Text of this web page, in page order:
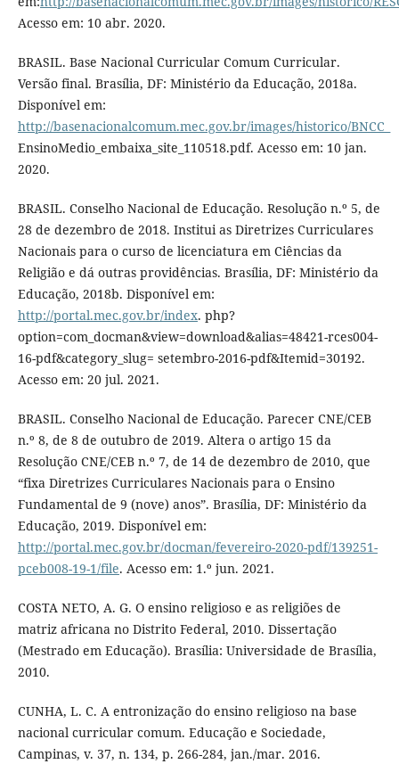
Acesso em: 10 abr. 2020.
BRASIL. Base Nacional Curricular Comum Curricular.
Versão final. Brasília, DF: Ministério da Educação, 2018a.
Disponível em:
http://basenacionalcomum.mec.gov.br/images/historico/BNCC_
EnsinoMedio_embaixa_site_110518.pdf. Acesso em: 10 jan.
2020.
BRASIL. Conselho Nacional de Educação. Resolução n.º 5, de
28 de dezembro de 2018. Institui as Diretrizes Curriculares
Nacionais para o curso de licenciatura em Ciências da
Religião e dá outras providências. Brasília, DF: Ministério da
Educação, 2018b. Disponível em:
http://portal.mec.gov.br/index. php?
option=com_docman&view=download&alias=48421-rces004-
16-pdf&category_slug= setembro-2016-pdf&Itemid=30192.
Acesso em: 20 jul. 2021.
BRASIL. Conselho Nacional de Educação. Parecer CNE/CEB
n.º 8, de 8 de outubro de 2019. Altera o artigo 15 da
Resolução CNE/CEB n.º 7, de 14 de dezembro de 2010, que
“fixa Diretrizes Curriculares Nacionais para o Ensino
Fundamental de 9 (nove) anos”. Brasília, DF: Ministério da
Educação, 2019. Disponível em:
http://portal.mec.gov.br/docman/fevereiro-2020-pdf/139251-
pceb008-19-1/file. Acesso em: 1.º jun. 2021.
COSTA NETO, A. G. O ensino religioso e as religiões de
matriz africana no Distrito Federal, 2010. Dissertação
(Mestrado em Educação). Brasília: Universidade de Brasília,
2010.
CUNHA, L. C. A entronização do ensino religioso na base
nacional curricular comum. Educação e Sociedade,
Campinas, v. 37, n. 134, p. 266-284, jan./mar. 2016.